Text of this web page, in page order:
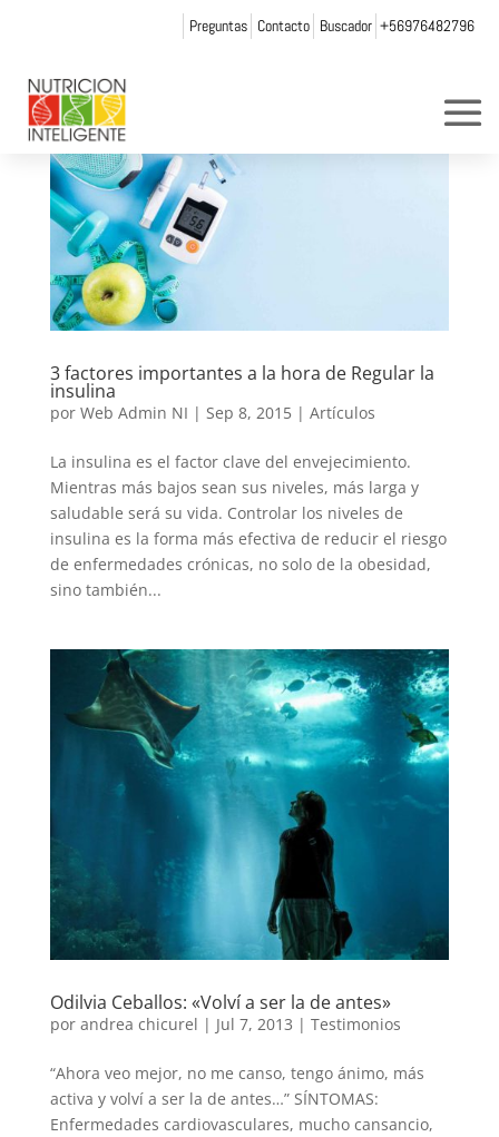
Preguntas Contacto Buscador +56976482796
3 factores importantes a la hora de Regular la
insulina
por Web Admin NI | Sep 8, 2015| Artículos
La insulina es el factor clave del envejecimiento.
Mientras más bajos sean sus niveles, más larga y
saludable será su vida. Controlar los niveles de
insulina es la forma más efectiva de reducir el riesgo
de enfermedades crónicas, no solo de la obesidad,
sino también...
Odilvia Ceballos: «Volví a ser la de antes»
por andrea chicurel | Jul 7, 2013 | Testimonios
“Ahora veo mejor, no me canso, tengo ánimo, más
activa y volví a ser la de antes…” SÍNTOMAS:
Enfermedades cardiovasculares, mucho cansancio,